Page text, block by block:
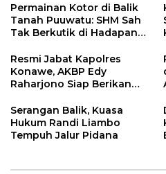
Permainan Kotor di Balik
Tanah Puuwatu: SHM Sah
Tak Berkutik di Hadapan
Resmi Jabat Kapolres
Konawe, AKBP Edy
Raharjono Siap Berikan
Serangan Balik, Kuasa
Hukum Randi Liambo
Tempuh Jalur Pidana